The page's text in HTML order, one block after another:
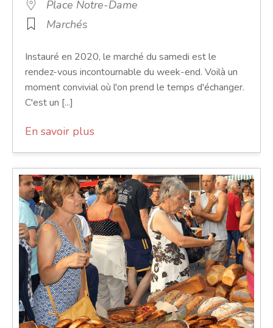
Place Notre-Dame
Marchés
Instauré en 2020, le marché du samedi est le
rendez-vous incontournable du week-end. Voilà un
moment convivial où l'on prend le temps d'échanger.
C'est un [...]
En savoir plus